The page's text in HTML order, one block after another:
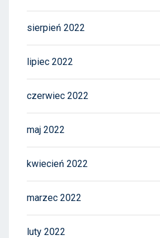
sierpień 2022
lipiec 2022
czerwiec 2022
maj 2022
kwiecień 2022
marzec 2022
luty 2022